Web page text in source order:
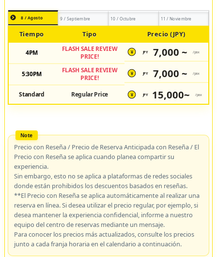
8 / Agosto 9 / Septiembre 10 / Octubre 11 / Noviembre
Tiempo Tipo Precio (JPY)
4PM
FLASH SALE REVIEW
PRICE!
¥ JPY 7,000 ~ /pax
5:30PM
FLASH SALE REVIEW
PRICE!
¥ JPY 7,000 ~ /pax
Standard Regular Price ¥ JPY 15,000~ /pax
Precio con Reseña / Precio de Reserva Anticipada con Reseña / El
Precio con Reseña se aplica cuando planea compartir su
experiencia.
Sin embargo, esto no se aplica a plataformas de redes sociales
donde están prohibidos los descuentos basados en reseñas.
**El Precio con Reseña se aplica automáticamente al realizar una
reserva en línea. Si desea utilizar el precio regular, por ejemplo, si
desea mantener la experiencia confidencial, informe a nuestro
equipo del centro de reservas mediante un mensaje.
Para conocer los precios más actualizados, consulte los precios
junto a cada franja horaria en el calendario a continuación.